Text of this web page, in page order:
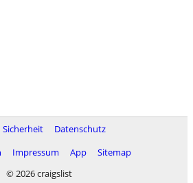
Sicherheit
Datenschutz
Impressum App
Sitemap
© 2026 craigslist